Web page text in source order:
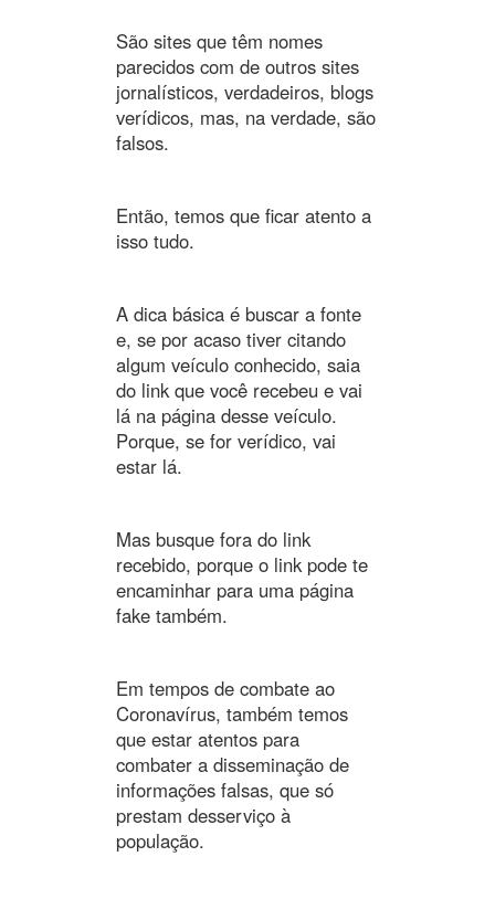
São sites que têm nomes
parecidos com de outros sites
jornalísticos, verdadeiros, blogs
verídicos, mas, na verdade, são
falsos.
Então, temos que ficar atento a
isso tudo.
A dica básica é buscar a fonte
e, se por acaso tiver citando
algum veículo conhecido, saia
do link que você recebeu e vai
lá na página desse veículo.
Porque, se for verídico, vai
estar lá.
Mas busque fora do link
recebido, porque o link pode te
encaminhar para uma página
fake também.
Em tempos de combate ao
Coronavírus, também temos
que estar atentos para
combater a disseminação de
informações falsas, que só
prestam desserviço à
população.